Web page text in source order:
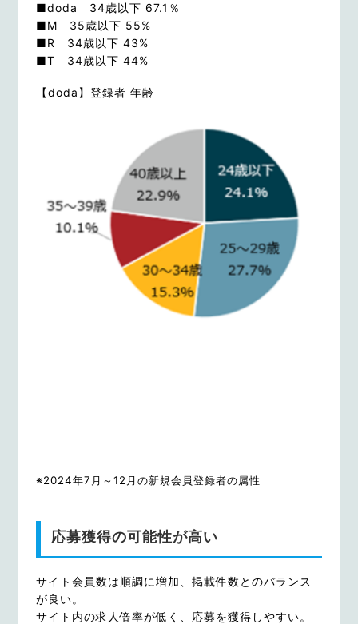
■doda 34歳以下 67.1％
■M 35歳以下 55%
■R 34歳以下 43%
■T 34歳以下 44%
【doda】登録者 年齢
※2024年7月～12月の新規会員登録者の属性
応募獲得の可能性が高い
サイト会員数は順調に増加、掲載件数とのバランス
が良い。
サイト内の求人倍率が低く、応募を獲得しやすい。